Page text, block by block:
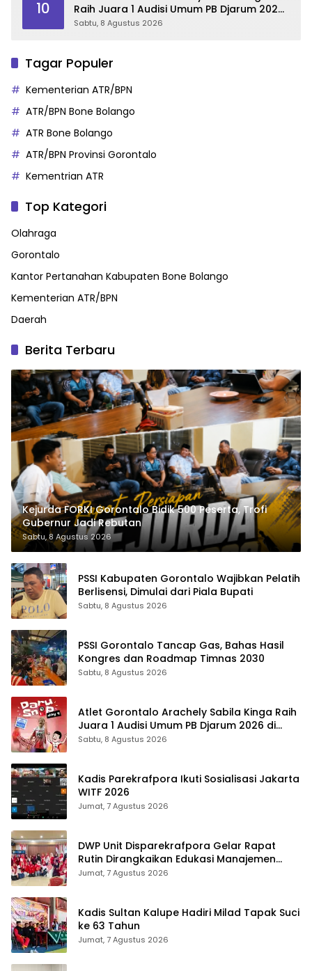
10
Raih Juara 1 Audisi Umum PB Djarum 2026
di Makassar
Sabtu, 8 Agustus 2026
Tagar Populer
Kementerian ATR/BPN
ATR/BPN Bone Bolango
ATR Bone Bolango
ATR/BPN Provinsi Gorontalo
Kementrian ATR
Top Kategori
Olahraga
Gorontalo
Kantor Pertanahan Kabupaten Bone Bolango
Kementerian ATR/BPN
Daerah
Berita Terbaru
Kejurda FORKI Gorontalo Bidik 500 Peserta, Trofi
Gubernur Jadi Rebutan
Sabtu, 8 Agustus 2026
PSSI Kabupaten Gorontalo Wajibkan Pelatih
Berlisensi, Dimulai dari Piala Bupati
Sabtu, 8 Agustus 2026
PSSI Gorontalo Tancap Gas, Bahas Hasil
Kongres dan Roadmap Timnas 2030
Sabtu, 8 Agustus 2026
Atlet Gorontalo Arachely Sabila Kinga Raih
Juara 1 Audisi Umum PB Djarum 2026 di
Makassar
Sabtu, 8 Agustus 2026
Kadis Parekrafpora Ikuti Sosialisasi Jakarta
WITF 2026
Jumat, 7 Agustus 2026
DWP Unit Disparekrafpora Gelar Rapat
Rutin Dirangkaikan Edukasi Manajemen
Stres
Jumat, 7 Agustus 2026
Kadis Sultan Kalupe Hadiri Milad Tapak Suci
ke 63 Tahun
Jumat, 7 Agustus 2026